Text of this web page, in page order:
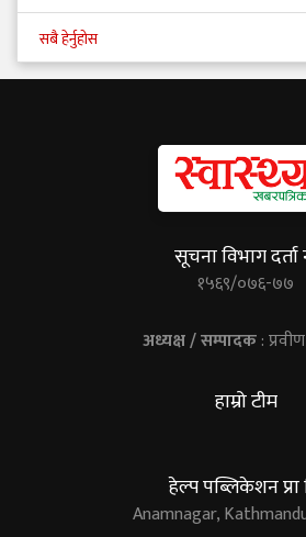
सबै हेर्नुहोस
सूचना विभाग दर्ता
१५६९/०७६-७७
अध्यक्ष / सम्पादक:
हाम्रो टीम
हेल्प पब्लिकेशन प्रा
Anamnagar,